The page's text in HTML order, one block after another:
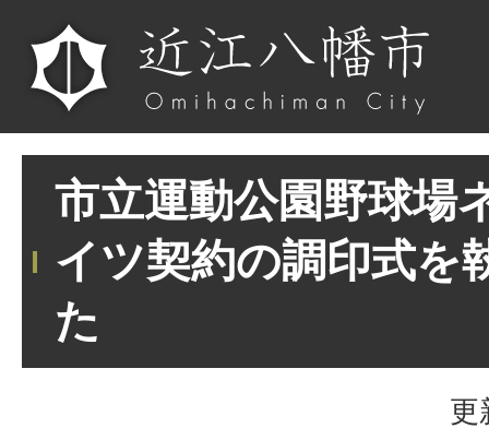
市立運動公園野球場
イツ契約の調印式を
た
更